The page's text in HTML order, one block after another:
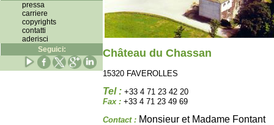
pressa
carriere
copyrights
contatti
aderisci
Seguici:
Château du Chassan
15320 FAVEROLLES
Tel : +33 4 71 23 42 20
Fax : +33 4 71 23 49 69
Contact : Monsieur et Madame Fontant